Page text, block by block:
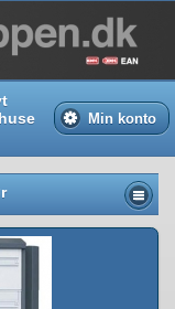
Min konto